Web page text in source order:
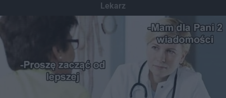
Lekarz